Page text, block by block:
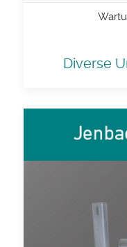
Diverse